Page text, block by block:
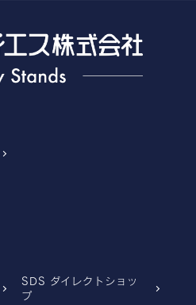
SDS ダイレクトショッ
プ